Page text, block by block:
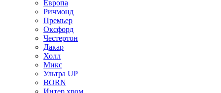
Европа
Ричмонд
Премьер
Оксфорд
Честертон
Дакар
Холл
Микс
Ультра UP
BORN
Интер хром